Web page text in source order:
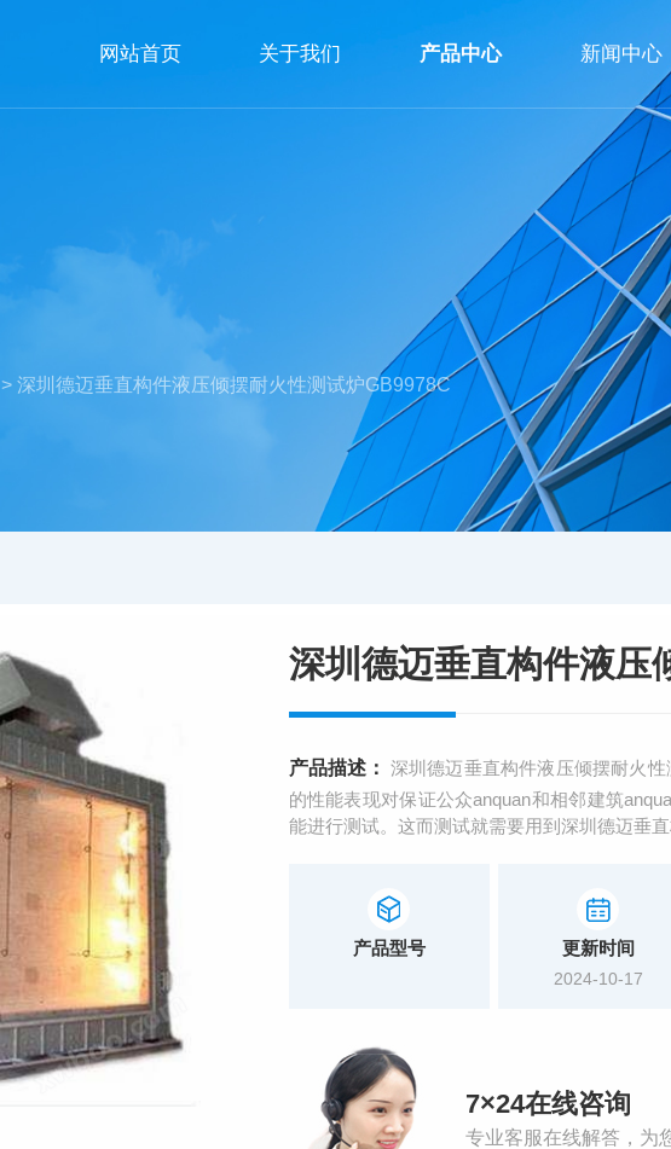
网站首页 关于我们 产品中心 新闻中心
> 深圳德迈垂直构件液压倾摆耐火性测试炉GB9978C
深圳德迈垂直构件液压
产品描述： 深圳德迈垂直构件液压倾摆耐火
的性能表现对保证公众anquan和相邻建筑
能进行测试。这而测试就需要用到深圳德迈垂
产品型号 更新时间
2024-10-17
7×24在线咨询
专业客服在线解答，为